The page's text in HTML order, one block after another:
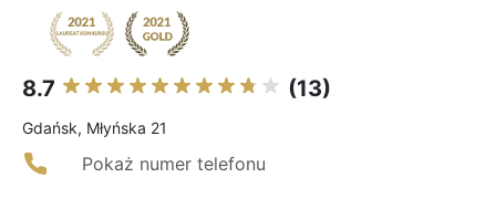
8.7 (13)
Gdańsk, Młyńska 21
Pokaż numer telefonu